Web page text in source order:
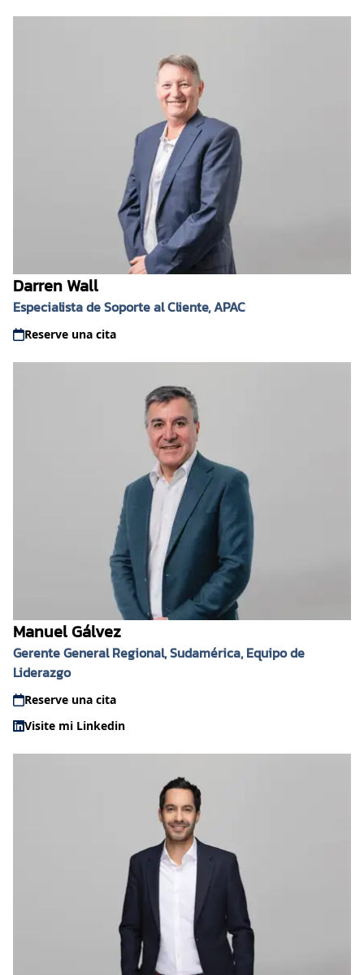
Darren Wall
Especialista de Soporte al Cliente, APAC
Reserve una cita
Manuel Gálvez
Gerente General Regional, Sudamérica, Equipo de
Liderazgo
Reserve una cita
Visite mi Linkedin